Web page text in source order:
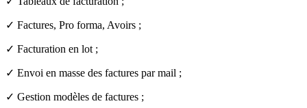
✓ Factures, Pro forma, Avoirs ;
✓ Facturation en lot ;
✓ Envoi en masse des factures par mail ;
✓ Gestion modèles de factures ;